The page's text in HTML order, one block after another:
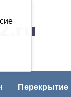
Перекрытие